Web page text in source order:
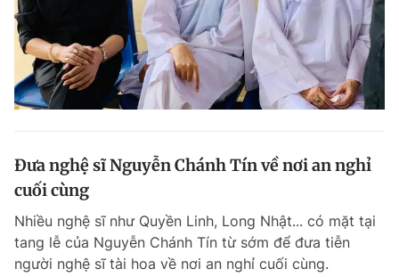
Đưa nghệ sĩ Nguyễn Chánh Tín về nơi an nghỉ
cuối cùng
Nhiều nghệ sĩ như Quyền Linh, Long Nhật... có mặt tại
tang lễ của Nguyễn Chánh Tín từ sớm để đưa tiễn
người nghệ sĩ tài hoa về nơi an nghỉ cuối cùng.